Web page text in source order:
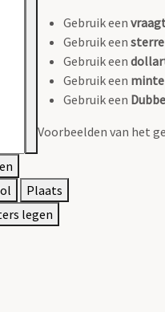
Gebruik een
Gebruik een
Gebruik een
Gebruik een
Gebruik een
Voorbeelden van het
Plaats
legen